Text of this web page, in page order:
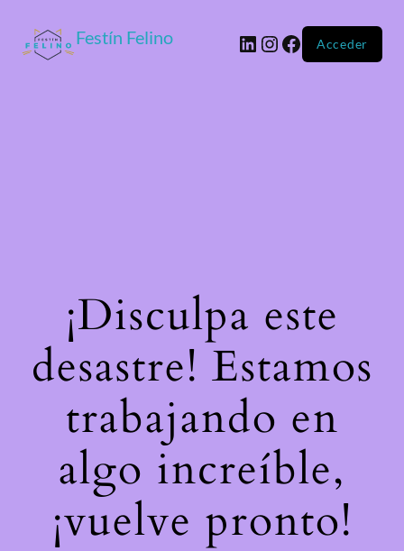
Festín Felino Acceder
¡Disculpa este
desastre! Estamos
trabajando en
algo increíble,
¡vuelve pronto!